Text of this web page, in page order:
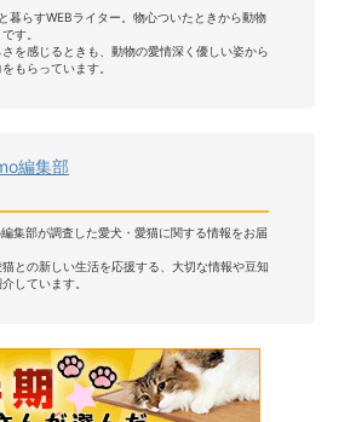
暮らすWEBライター。物心ついたときから動物
す。
を感じるときも、動物の愛情深く優しい姿から
もらっています。
編集部
集部が調査した愛犬・愛猫に関する情報をお届
との新しい生活を応援する、大切な情報や豆知
しています。